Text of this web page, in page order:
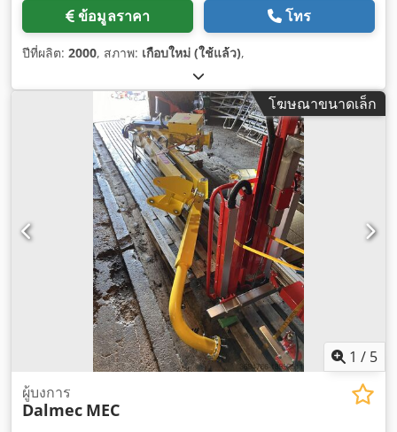
ข้อมูลราคา โทร
ปีที่ผลิต: 2000, สภาพ: เกือบใหม่ (ใช้แล้ว),
โฆษณาขนาดเล็ก
1 / 5
ผู้บงการ
Dalmec MEC